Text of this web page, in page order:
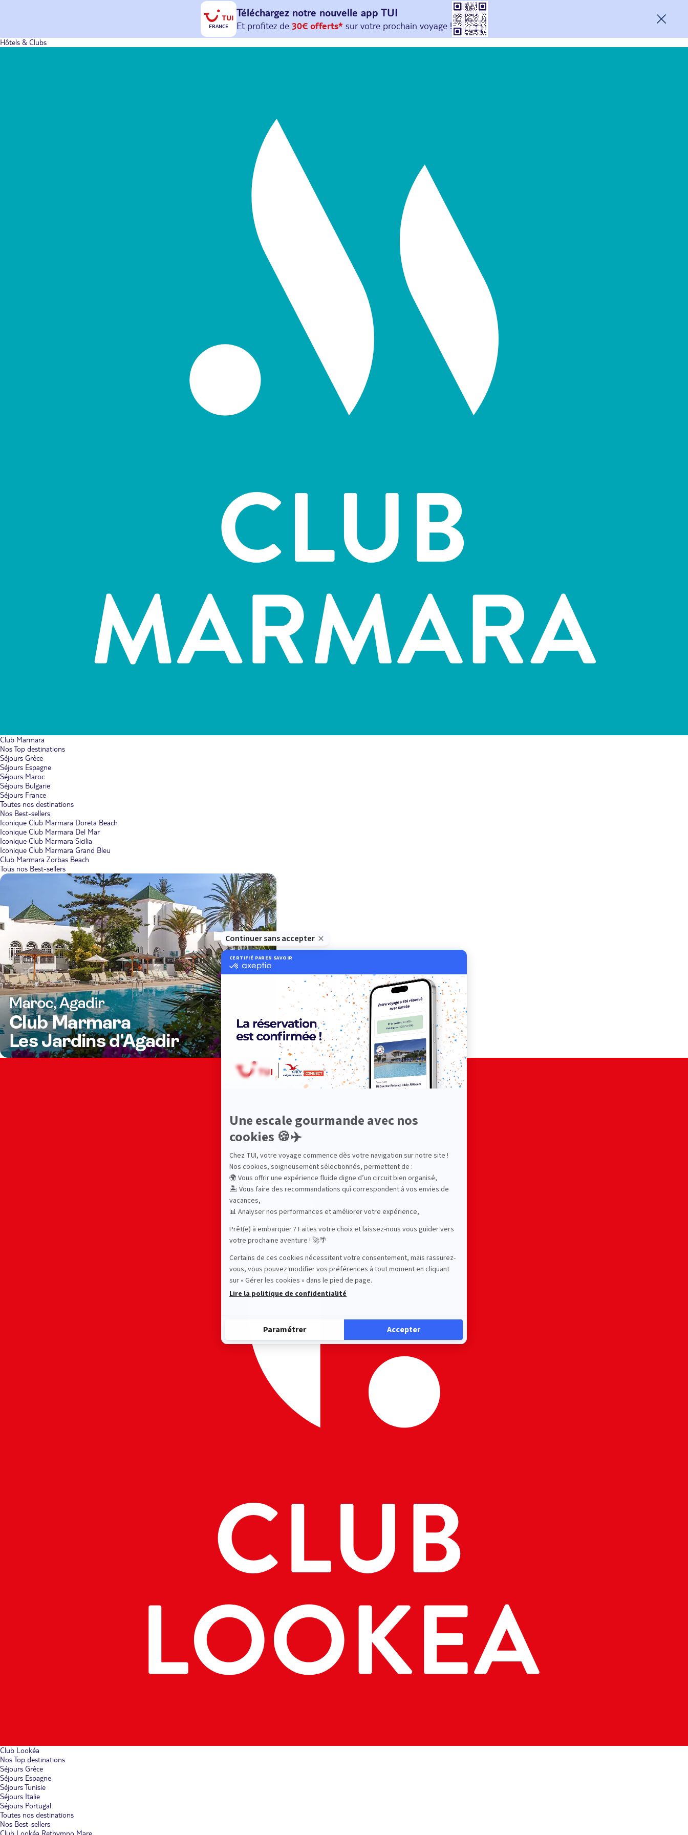
FRANCE
Téléchargez notre nouvelle app TUI
Et profitez de 30€ offerts*sur votreprochain
avec le code : HAPPYAPP
Hôtels & Clubs
Club Marmara
Nos Top destinations
Séjours Grèce
Séjours Espagne
Séjours Maroc
Séjours Bulgarie
Séjours France
Toutes nos destinations
Nos Best-sellers
Iconique Club Marmara Doreta Beach
Iconique Club Marmara Del Mar
Iconique Club Marmara Sicilia
Iconique Club Marmara Grand Bleu
Club Marmara Zorbas Beach
Tous nos Best-sellers
Club Lookéa
Nos Top destinations
Séjours Grèce
Séjours Espagne
Séjours Tunisie
Séjours Italie
Séjours Portugal
Toutes nos destinations
Nos Best-sellers